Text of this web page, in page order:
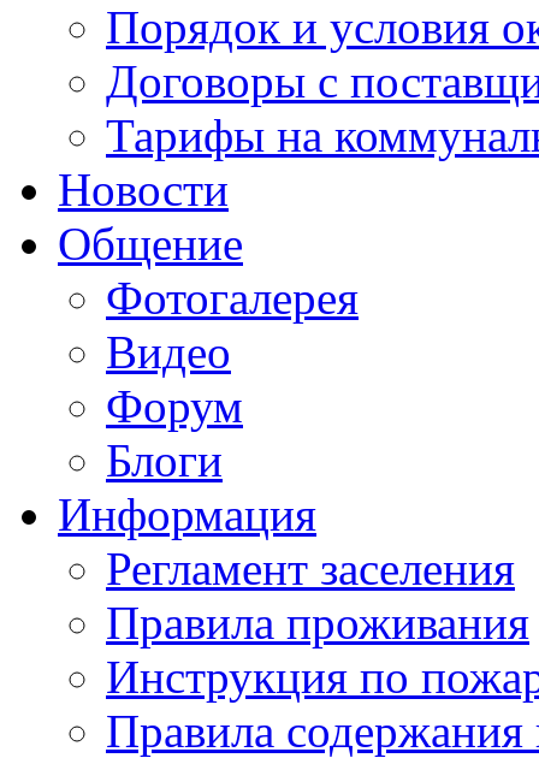
Порядок и условия
Договоры с
Тарифы на
Новости
Общение
Фотогалерея
Видео
Форум
Блоги
Информация
Регламент заселения
Правила проживания
Инструкция по
Правила